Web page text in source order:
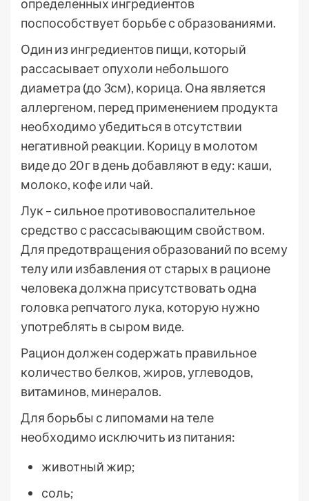
определенных ингредиентов
поспособствует борьбе с образованиями.
Один из ингредиентов пищи, который
рассасывает опухоли небольшого
диаметра (до 3см), корица. Она является
аллергеном, перед применением продукта
необходимо убедиться в отсутствии
негативной реакции. Корицу в молотом
виде до 20 г в день добавляют в еду: каши,
молоко, кофе или чай.
Лук – сильное противовоспалительное
средство с рассасывающим свойством.
Для предотвращения образований по всему
телу или избавления от старых в рационе
человека должна присутствовать одна
головка репчатого лука, которую нужно
употреблять в сыром виде.
Рацион должен содержать правильное
количество белков, жиров, углеводов,
витаминов, минералов.
Для борьбы с липомами на теле
необходимо исключить из питания:
животный жир;
соль;